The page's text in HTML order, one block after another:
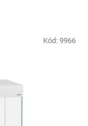
Kód: 9966